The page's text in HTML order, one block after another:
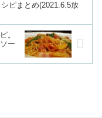
ピまとめ(2021.6.5放
。
ー